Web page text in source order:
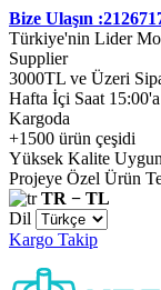
Bize Ulaşın
Türkiye'nin Lider
Supplier
3000TL ve Üzeri
Hafta İçi Saat
Kargoda
+1500 ürün çeşidi
Yüksek Kalite
Projeye Özel Ürün
TR − TL
Dil
Kargo Takip